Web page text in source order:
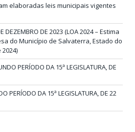
elaboradas leis municipais vigentes
DEZEMBRO DE 2023 (LOA 2024 – Estima
do Município de Salvaterra, Estado do
PERÍODO DA 15ª LEGISLATURA, DE
PERÍODO DA 15ª LEGISLATURA, DE 22